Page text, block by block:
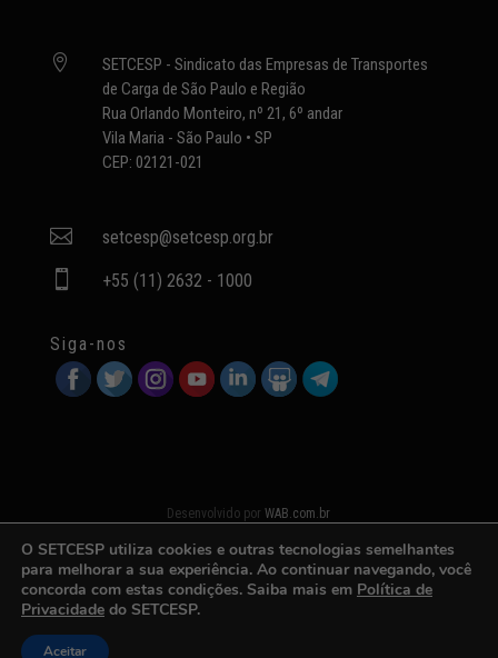

SETCESP - Sindicato das Empresas de Transportes
de Carga de São Paulo e Região
Rua Orlando Monteiro, nº 21, 6º andar
Vila Maria - São Paulo • SP
CEP: 02121-021
 setcesp@setcesp.org.br
 +55 (11) 2632 - 1000
Siga-nos
Desenvolvido porWAB.com.br
O SETCESP utiliza cookies e outras tecnologias semelhantes
para melhorar a sua experiência. Ao continuar navegando, você
concorda com estas condições. Saiba mais em Política de
Privacidade do SETCESP.
Aceitar